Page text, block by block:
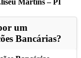
Martins – PI
um
Bancárias?